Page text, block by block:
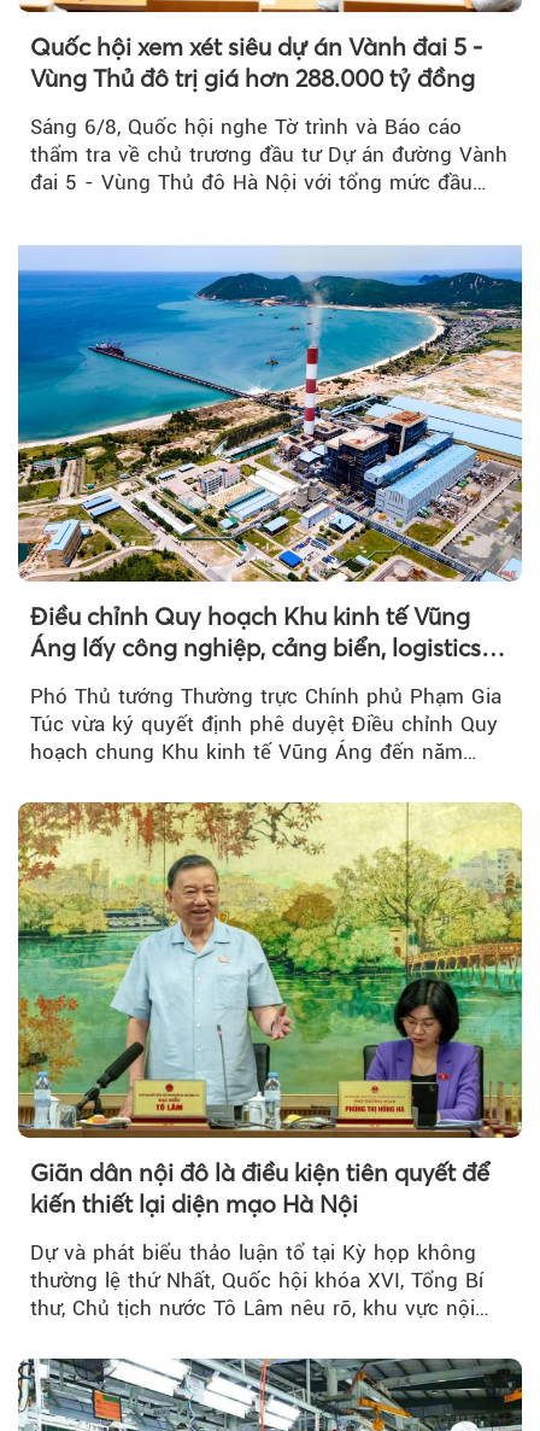
Quốc hội xem xét siêu dự án Vành đai 5 -
Vùng Thủ đô trị giá hơn 288.000 tỷ đồng
Sáng 6/8, Quốc hội nghe Tờ trình và Báo cáo
thẩm tra về chủ trương đầu tư Dự án đường Vành
đai 5 - Vùng Thủ đô Hà Nội với tổng mức đầu
Điều chỉnh Quy hoạch Khu kinh tế Vũng
Áng lấy công nghiệp, cảng biển, logistics
Phó Thủ tướng Thường trực Chính phủ Phạm Gia
Túc vừa ký quyết định phê duyệt Điều chỉnh Quy
hoạch chung Khu kinh tế Vũng Áng đến năm
Giãn dân nội đô là điều kiện tiên quyết để
kiến thiết lại diện mạo Hà Nội
Dự và phát biểu thảo luận tổ tại Kỳ họp không
thường lệ thứ Nhất, Quốc hội khóa XVI, Tổng Bí
thư, Chủ tịch nước Tô Lâm nêu rõ, khu vực nội